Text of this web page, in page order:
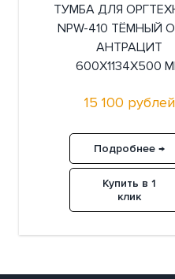
ТУМБА ДЛЯ
NPW-410 ТЁМНЫЙ
АНТРАЦИТ
600X1134X500
15 100 рублей
Подробнее →
Купить в 1
клик